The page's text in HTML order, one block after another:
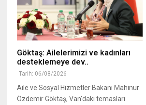
Göktaş: Ailelerimizi ve kadınları
desteklemeye dev..
Tarih: 06/08/2026
Aile ve Sosyal Hizmetler Bakanı Mahinur
Özdemir Göktaş, Van'daki temasları